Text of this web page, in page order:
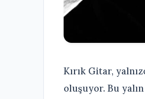
Kırık Gitar,
oluşuyor. Bu